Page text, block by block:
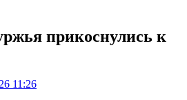
прикоснулись к
11:26